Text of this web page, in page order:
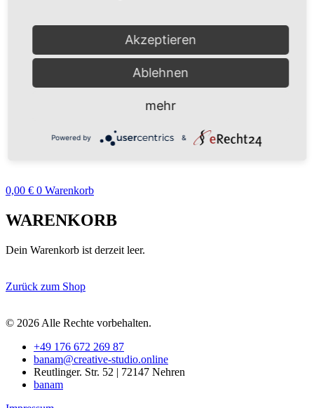
Blog
Shop
Benutzerkonto
CREATIVE-STUDIO
0,00 € 0 Warenkorb
WARENKORB
Dein Warenkorb ist derzeit leer.
Zurück zum Shop
© 2026 Alle Rechte vorbehalten.
+49 176 672 269 87
banam@creative-studio.online
Reutlinger. Str. 52 | 72147 Nehren
banam
Akzeptieren
Ablehnen
mehr
Powered by &